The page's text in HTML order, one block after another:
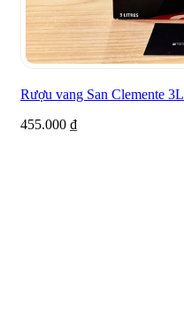
Rượu vang San Clemente 3L
455.000 ₫